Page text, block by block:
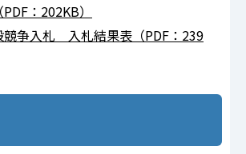
：202KB）
競争入札 入札結果表（PDF：239